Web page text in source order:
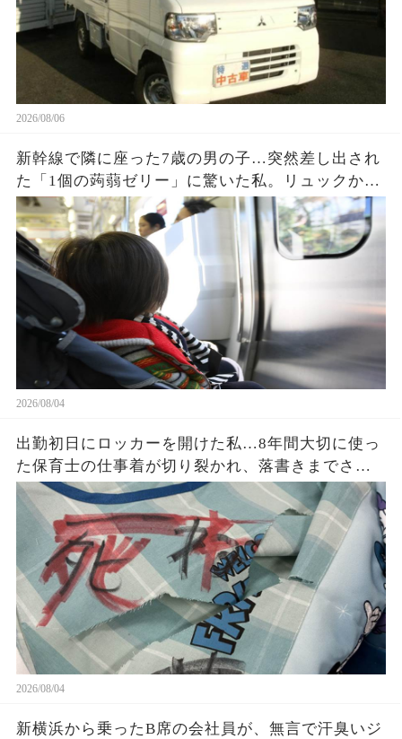
2026/08/06
新幹線で隣に座った7歳の男の子…突然差し出され
た「1個の蒟蒻ゼリー」に驚いた私。リュックから
出てきたジップロックいっぱいのお菓子と、最後
に言われた一言に涙が止まらなかった…
2026/08/04
出勤初日にロッカーを開けた私…8年間大切に使っ
た保育士の仕事着が切り裂かれ、落書きまでされ
ていた。「先生同士でこんなことを？」と思った
私が残した1枚の写真と記録が、後日すべてを変え
ることに…
2026/08/04
新横浜から乗ったB席の会社員が、無言で汗臭いジ